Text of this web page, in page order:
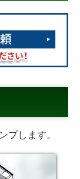
プします。